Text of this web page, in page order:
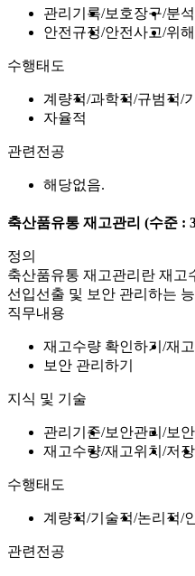
관리기록 보호장구 분
안전규정 안전사고 위
수행태도
계량적 과학적 규범적
자율적
관련전공
해당없음.
축산품유통 재고관리 (수준 :
정의
축산품유통 재고관리란 재고
선입선출 및 보안 관리하는
직무내용
재고수량 확인하기 재
보안 관리하기
지식 및 기술
관리기준 보안관리 보
재고수량 재고위치 저장
수행태도
계량적 기술적 논리적
관련전공